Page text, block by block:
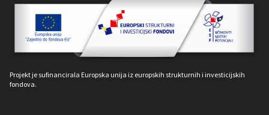
Projekt je sufinancirala Europska unija iz europskih strukturnih i investicijskih
fondova.